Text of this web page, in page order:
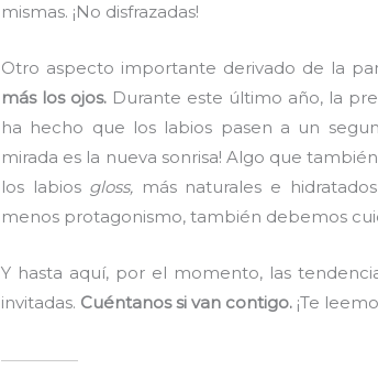
mismas. ¡No disfrazadas!
Otro aspecto importante derivado de la
más los ojos. Durante este último año, la
ha hecho que los labios pasen a un
mirada es la nueva sonrisa! Algo que
los labios gloss, más naturales e
menos protagonismo, también debemos
Y hasta aquí, por el momento, las
invitadas. Cuéntanos si van contigo. ¡Te